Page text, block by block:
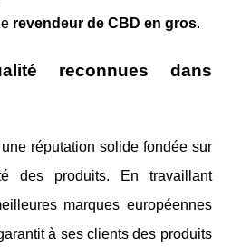
revendeur de CBD en gros.
reconnues dans
réputation solide fondée sur
des produits. En travaillant
marques européennes
à ses clients des produits